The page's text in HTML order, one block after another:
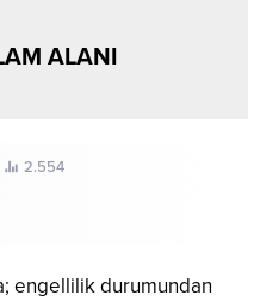
ALANI
2.554
engellilik durumundan